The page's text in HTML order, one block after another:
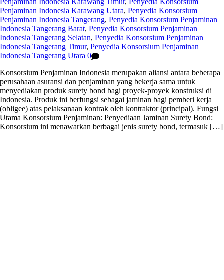
Penjaminan Indonesia Karawang Utara, Penyedia Konsorsium
Penjaminan Indonesia Tangerang, Penyedia Konsorsium Penjaminan
Indonesia Tangerang Barat, Penyedia Konsorsium Penjaminan
Indonesia Tangerang Selatan, Penyedia Konsorsium Penjaminan
Indonesia Tangerang Timur, Penyedia Konsorsium Penjaminan
Indonesia Tangerang Utara 0
Konsorsium Penjaminan Indonesia merupakan aliansi antara beberapa
perusahaan asuransi dan penjaminan yang bekerja sama untuk
menyediakan produk surety bond bagi proyek-proyek konstruksi di
Indonesia. Produk ini berfungsi sebagai jaminan bagi pemberi kerja
(obligee) atas pelaksanaan kontrak oleh kontraktor (principal). Fungsi
Utama Konsorsium Penjaminan: Penyediaan Jaminan Surety Bond:
Konsorsium ini menawarkan berbagai jenis surety bond, termasuk […]